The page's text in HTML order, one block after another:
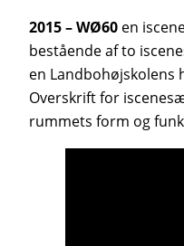
2015 – WØ60 en
bestående af to
en Landbohøjskolens
Overskrift for
rummets form og